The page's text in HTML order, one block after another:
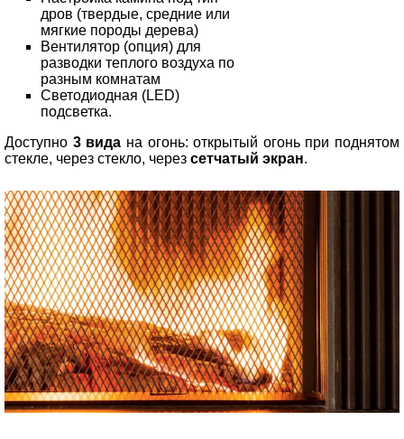
дров (твердые, средние или
мягкие породы дерева)
Вентилятор (опция) для
разводки теплого воздуха по
разным комнатам
Светодиодная (LED)
подсветка.
Доступно 3 вида на огонь: открытый огонь при поднятом
стекле, через стекло, через сетчатый экран.